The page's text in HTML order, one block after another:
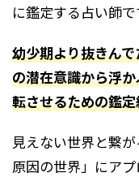
に鑑定する占い師で
幼少期より抜きん
の潜在意識から浮
転させるための鑑
見えない世界と繋
原因の世界」にア